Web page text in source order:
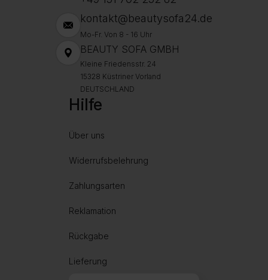
kontakt@beautysofa24.de
Mo-Fr. Von 8 - 16 Uhr
BEAUTY SOFA GMBH
Kleine Friedensstr. 24
15328 Küstriner Vorland
DEUTSCHLAND
Hilfe
Über uns
Widerrufsbelehrung
Zahlungsarten
Reklamation
Rückgabe
Lieferung